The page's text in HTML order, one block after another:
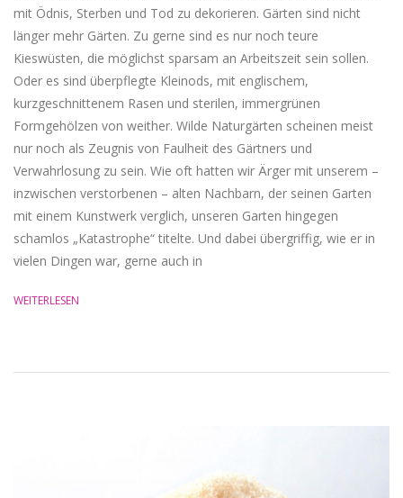
mit Ödnis, Sterben und Tod zu dekorieren. Gärten sind nicht
länger mehr Gärten. Zu gerne sind es nur noch teure
Kieswüsten, die möglichst sparsam an Arbeitszeit sein sollen.
Oder es sind überpflegte Kleinods, mit englischem,
kurzgeschnittenem Rasen und sterilen, immergrünen
Formgehölzen von weither. Wilde Naturgärten scheinen meist
nur noch als Zeugnis von Faulheit des Gärtners und
Verwahrlosung zu sein. Wie oft hatten wir Ärger mit unserem –
inzwischen verstorbenen – alten Nachbarn, der seinen Garten
mit einem Kunstwerk verglich, unseren Garten hingegen
schamlos „Katastrophe“ titelte. Und dabei übergriffig, wie er in
vielen Dingen war, gerne auch in
WEITERLESEN